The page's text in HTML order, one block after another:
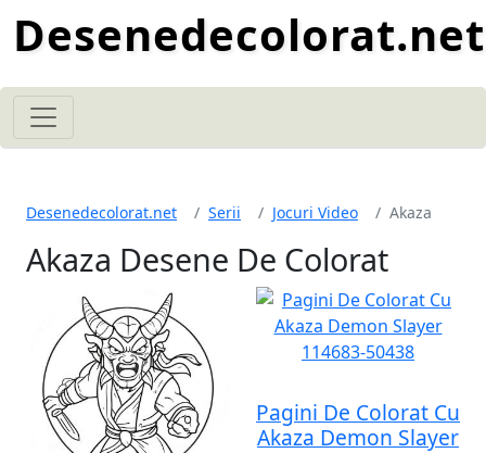
Desenedecolorat.net
Desenedecolorat.net Serii Jocuri Video Akaza
Akaza Desene De Colorat
Pagini De Colorat Cu
Akaza Demon Slayer